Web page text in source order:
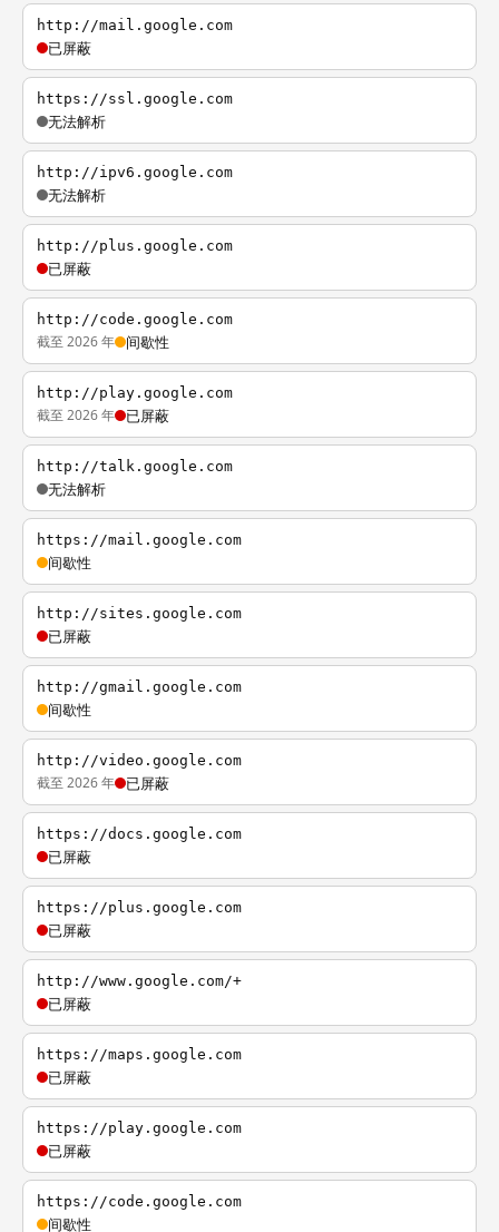
http://mail.google.com
已屏蔽
https://ssl.google.com
无法解析
http://ipv6.google.com
无法解析
http://plus.google.com
已屏蔽
http://code.google.com
截至 2026 年 间歇性
http://play.google.com
截至 2026 年 已屏蔽
http://talk.google.com
无法解析
https://mail.google.com
间歇性
http://sites.google.com
已屏蔽
http://gmail.google.com
间歇性
http://video.google.com
截至 2026 年 已屏蔽
https://docs.google.com
已屏蔽
https://plus.google.com
已屏蔽
http://www.google.com/+
已屏蔽
https://maps.google.com
已屏蔽
https://play.google.com
已屏蔽
https://code.google.com
间歇性